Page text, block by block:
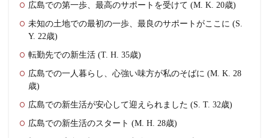
広島での第一歩、最高のサポートを受けて (M. K. 20歳)
未知の土地での最初の一歩、最良のサポートがここに (S.
Y. 22歳)
転勤先での新生活 (T. H. 35歳)
広島での一人暮らし、心強い味方が私のそばに (M. K. 28
歳)
広島での新生活が安心して迎えられました (S. T. 32歳)
広島での新生活のスタート (M. H. 28歳)